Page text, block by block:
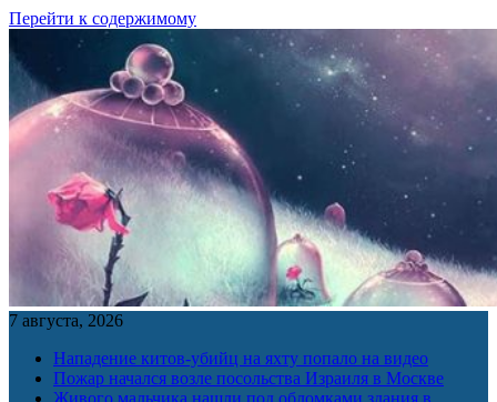
Перейти к содержимому
7 августа, 2026
Нападение китов-убийц на яхту попало на видео
Пожар начался возле посольства Израиля в Москве
Живого мальчика нашли под обломками здания в